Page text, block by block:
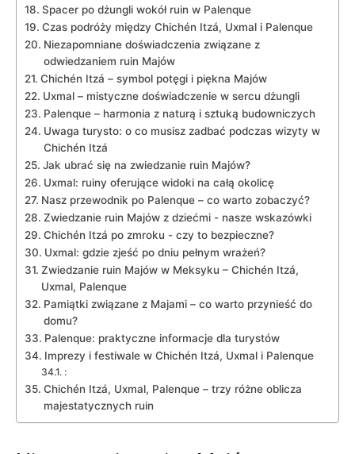
Spacer ⁤po dżungli wokół ⁢ruin w Palenque
Czas podróży między Chichén Itzá, ​Uxmal i ​Palenque
Niezapomniane doświadczenia związane z
odwiedzaniem ruin Majów
Chichén Itzá – symbol potęgi i piękna Majów
Uxmal – mistyczne doświadczenie w sercu dżungli
Palenque – harmonia z naturą i sztuką budowniczych
Uwaga ⁤turysto: o co musisz zadbać podczas wizyty w
Chichén Itzá
Jak ubrać się na zwiedzanie ruin ​Majów?
Uxmal: ruiny oferujące widoki na całą okolicę
Nasz⁢ przewodnik po Palenque – co warto zobaczyć?
Zwiedzanie ruin Majów z dziećmi -​ nasze wskazówki
Chichén ​Itzá po zmroku ⁣- czy to bezpieczne?
Uxmal: gdzie zjeść po dniu ‍pełnym wrażeń?
Zwiedzanie ruin Majów w Meksyku – Chichén Itzá,
⁢Uxmal, Palenque
Pamiątki związane z Majami – co warto przynieść do
domu?
Palenque: ‍praktyczne informacje dla turystów
Imprezy i festiwale w ⁤Chichén Itzá, Uxmal i Palenque
:
Chichén Itzá, Uxmal, Palenque – trzy różne oblicza
majestatycznych ruin